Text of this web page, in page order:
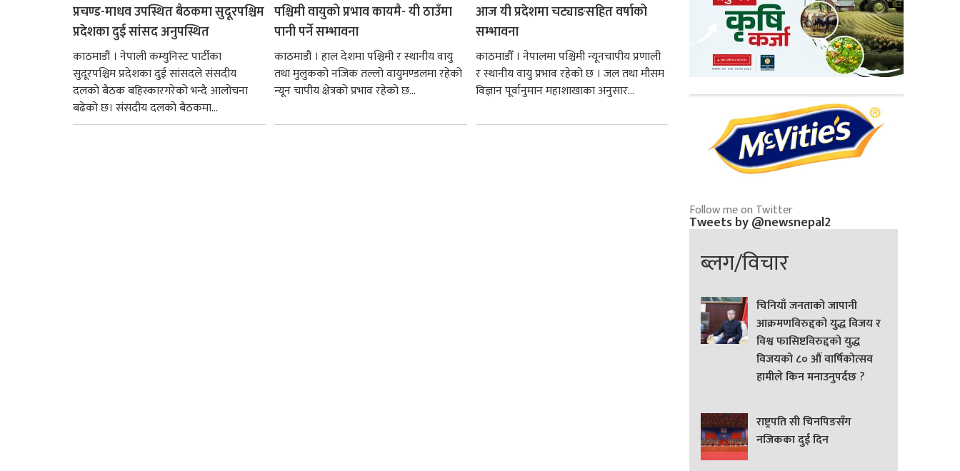
प्रचण्ड-माधव उपस्थित बैठकमा सुदूरपश्चिम
प्रदेशका दुई सांसद अनुपस्थित
काठमाडौं । नेपाली कम्युनिस्ट पार्टीका
सुदूरपश्चिम प्रदेशका दुई सांसदले संसदीय
दलको बैठक बहिस्कारगरेको भन्दै आलोचना
बढेको छ। स‌ंसदीय दलको बैठकमा...
पश्चिमी वायुको प्रभाव कायमै- यी ठाउँमा
पानी पर्ने सम्भावना
काठमाडौं । हाल देशमा पश्चिमी र स्थानीय वायु
तथा मुलुकको नजिक तल्लो वायुमण्डलमा रहेको
न्यून चापीय क्षेत्रको प्रभाव रहेको छ...
आज यी प्रदेशमा चट्याङसहित वर्षाको
सम्भावना
काठमाडौँ । नेपालमा पश्चिमी न्यूनचापीय प्रणाली
र स्थानीय वायु प्रभाव रहेको छ । जल तथा मौसम
विज्ञान पूर्वानुमान महाशाखाका अनुसार...
Follow me on Twitter
Tweets by @newsnepal2
ब्लग/विचार
चिनियाँ जनताको जापानी
आक्रमणविरुद्दको युद्ध विजय र
विश्व फासिष्टविरुद्दको युद्ध
विजयको ८० औं वार्षिकोत्सव
हामीले किन मनाउनुपर्दछ ?
राष्ट्रपति सी चिनपिङसँग
नजिकका दुई दिन